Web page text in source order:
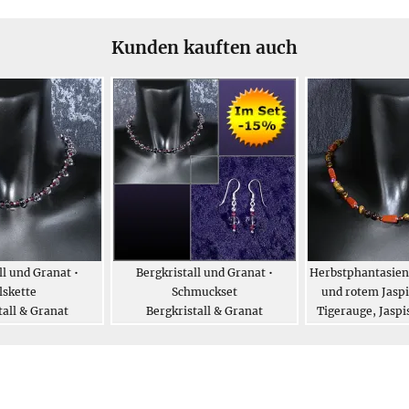
Kunden kauften auch
und Granat •
& Granat
Bergkristall und Granat •
Schmuckset
Bergkristall & Granat
und rotem
Tigerauge,